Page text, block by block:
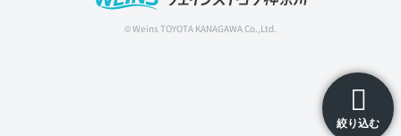
絞り込む
© Weins TOYOTA KANAGAWA Co.,Ltd.